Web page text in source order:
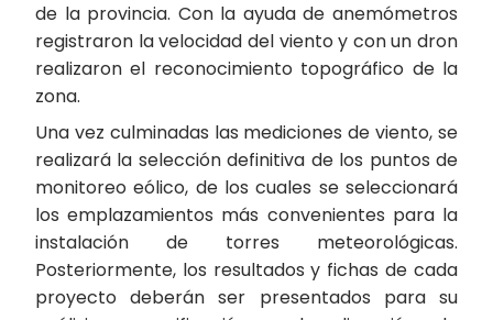
de la provincia. Con la ayuda de anemómetros
registraron la velocidad del viento y con un dron
realizaron el reconocimiento topográfico de la
zona.
Una vez culminadas las mediciones de viento, se
realizará la selección definitiva de los puntos de
monitoreo eólico, de los cuales se seleccionará
los emplazamientos más convenientes para la
instalación de torres meteorológicas.
Posteriormente, los resultados y fichas de cada
proyecto deberán ser presentados para su